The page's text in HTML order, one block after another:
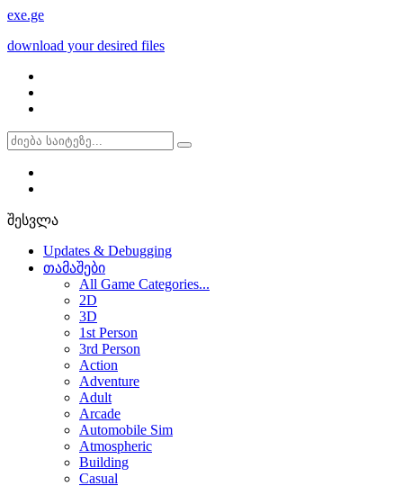
exe.ge
download your desired files
შესვლა
Updates & Debugging
თამაშები
All Game Categories...
2D
3D
1st Person
3rd Person
Action
Adventure
Adult
Arcade
Automobile Sim
Atmospheric
Building
Casual